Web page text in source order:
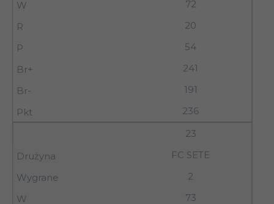
72
20
54
241
191
236
23
FC SETE
2
73